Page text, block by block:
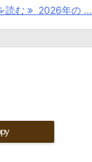
読む 2026年の ...